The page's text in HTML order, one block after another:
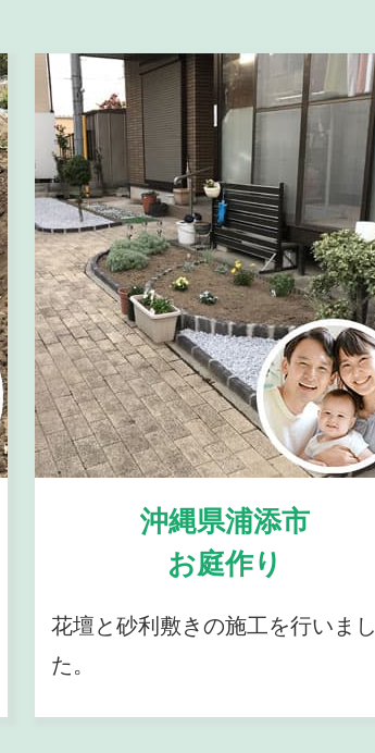
沖縄県浦添市
お庭作り
花壇と砂利敷きの施工を行いまし
た。